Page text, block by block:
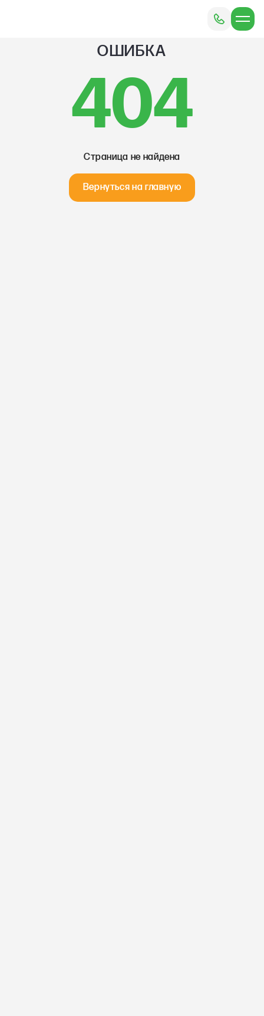
ОШИБКА
404
Страница не найдена
Вернуться на главную